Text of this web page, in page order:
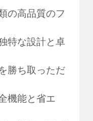
の高品質のフ
特な設計と卓
勝ち取っただ
機能と省エ